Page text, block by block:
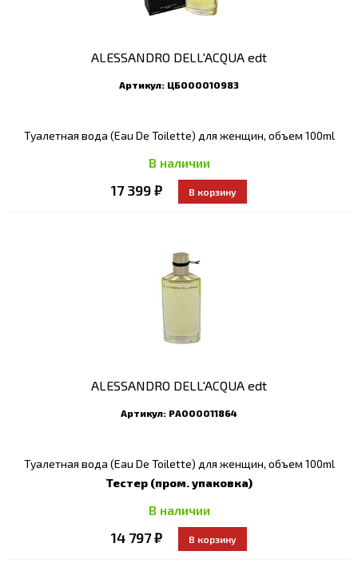
ALESSANDRO DELL'ACQUA edt
Артикул: ЦБ000010983
Туалетная вода (Eau De Toilette) для женщин, объем 100ml
В наличии
17 399 ₽
ALESSANDRO DELL'ACQUA edt
Артикул: РА000011864
Туалетная вода (Eau De Toilette) для женщин, объем 100ml
Тестер (пром. упаковка)
В наличии
14 797 ₽